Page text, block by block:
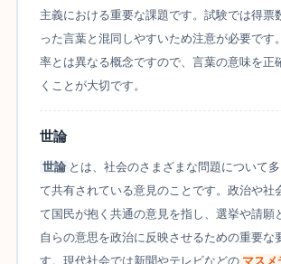
主義における重要な課題です。試験では得票
った言葉と混同しやすいため注意が必要です
率とは異なる概念ですので、言葉の意味を正
くことが大切です。
世論
世論 とは、社会のさまざまな問題について
て共有されている意見のことです。政治や社
て国民が抱く共通の意見を指し、選挙や請願
自らの意思を政治に反映させるための重要な
す。現代社会では新聞やテレビなどの マスメ